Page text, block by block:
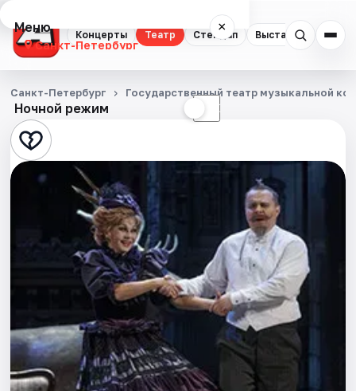
Концерты Театр Стендап Выставки
Меню ×
Санкт-Петербург
Концерты
Театр
Стендап
Выставки
Экскурсии
События
Ночной режим ☾
Санкт-Петербург Государственный театр музыкальной